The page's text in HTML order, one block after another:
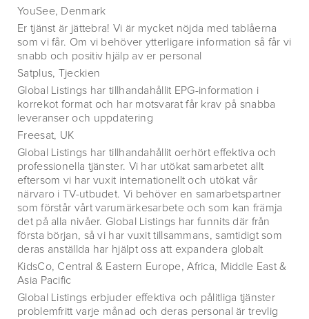
YouSee, Denmark
Er tjänst är jättebra! Vi är mycket nöjda med tablåerna
som vi får. Om vi behöver ytterligare information så får vi
snabb och positiv hjälp av er personal
Satplus, Tjeckien
Global Listings har tillhandahållit EPG-information i
korrekot format och har motsvarat får krav på snabba
leveranser och uppdatering
Freesat, UK
Global Listings har tillhandahållit oerhört effektiva och
professionella tjänster. Vi har utökat samarbetet allt
eftersom vi har vuxit internationellt och utökat vår
närvaro i TV-utbudet. Vi behöver en samarbetspartner
som förstår vårt varumärkesarbete och som kan främja
det på alla nivåer. Global Listings har funnits där från
första början, så vi har vuxit tillsammans, samtidigt som
deras anställda har hjälpt oss att expandera globalt
KidsCo, Central & Eastern Europe, Africa, Middle East &
Asia Pacific
Global Listings erbjuder effektiva och pålitliga tjänster
problemfritt varje månad och deras personal är trevlig